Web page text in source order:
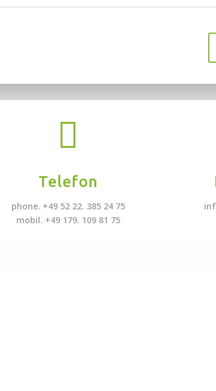

Telefon
phone. +49 52 22. 385 24 75
mobil. +49 179. 109 81 75